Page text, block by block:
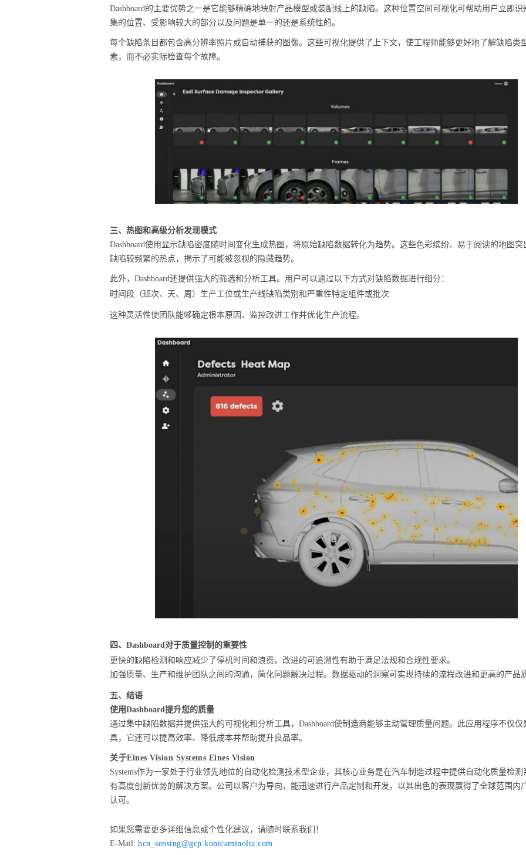
Dashboard的主要优势之一是它能够精确地映射产品模型或装配线上的缺陷。这种位置空间可视化可帮助用户立即识
集的位置、受影响较大的部分以及问题是单一的还是系统性的。
每个缺陷条目都包含高分辨率照片或自动捕获的图像。这些可视化提供了上下文，使工程师能够更好地了解缺陷类
素，而不必实际检查每个故障。
三、热图和高级分析发现模式
Dashboard使用显示缺陷密度随时间变化生成热图，将原始缺陷数据转化为趋势。这些色彩缤纷、易于阅读的地图突
缺陷较频繁的热点，揭示了可能被忽视的隐藏趋势。
此外，Dashboard还提供强大的筛选和分析工具。用户可以通过以下方式对缺陷数据进行细分：
时间段（班次、天、周） 生产工位或生产线缺陷类别和严重性特定组件或批次
这种灵活性使团队能够确定根本原因、监控改进工作并优化生产流程。
四、Dashboard对于质量控制的重要性
更快的缺陷检测和响应减少了停机时间和浪费。 改进的可追溯性有助于满足法规和合规性要求。
加强质量、生产和维护团队之间的沟通，简化问题解决过程。 数据驱动的洞察可实现持续的流程改进和更高的产品
五、结语
使用Dashboard提升您的质量
通过集中缺陷数据并提供强大的可视化和分析工具，Dashboard使制造商能够主动管理质量问题。此应用程序不仅仅
具，它还可以提高效率、降低成本并帮助提升良品率。
关于Eines Vision Systems Eines Vision
Systems作为一家处于行业领先地位的自动化检测技术型企业，其核心业务是在汽车制造过程中提供自动化质量检测
有高度创新优势的解决方案。公司以客户为导向，能迅速进行产品定制和开发，以其出色的表现赢得了全球范围内
认可。
如果您需要更多详细信息或个性化建议，请随时联系我们！
E-Mail: hcn_sensing@gcp.konicaminolta.com